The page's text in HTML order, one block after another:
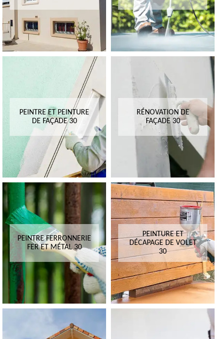
PEINTRE ET PEINTURE
DE FAÇADE 30
RÉNOVATION DE
FAÇADE 30
PEINTRE FERRONNERIE
FER ET MÉTAL 30
PEINTURE ET
DÉCAPAGE DE VOLET
30